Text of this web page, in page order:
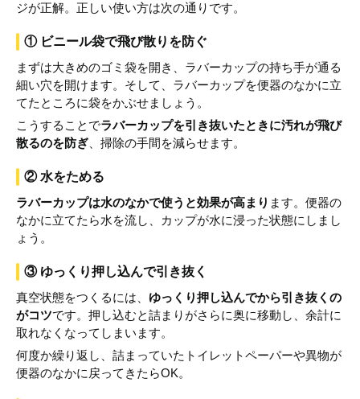
ジが正解。正しい使い方は次の通りです。
① ビニール袋で飛び散りを防ぐ
まずは大きめのゴミ袋を開き、ラバーカップの持ち手が通る
細い穴を開けます。そして、ラバーカップを便器のなかに立
てたところに袋をかぶせましょう。
こうすることでラバーカップを引き抜いたときに汚れが飛び
散るのを防ぎ 、掃除の手間を減らせます。
② 水をためる
ラバーカップは水のなかで使うと効果が高まり ます。便器の
なかに立てたら水を流し、カップが水に浸った状態にしまし
ょう。
③ ゆっくり押し込んで引き抜く
真空状態をつくるには、 ゆっくり押し込んでから引き抜くの
がコツです。押し込むと詰まりがさらに奥に移動し、余計に
取れなくなってしまいます。
何度か繰り返し、詰まっていたトイレットペーパーや異物が
便器のなかに戻ってきたらOK。